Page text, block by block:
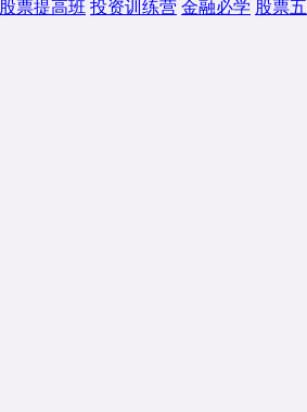
股票提高班 投资训练营 金融必学 股票